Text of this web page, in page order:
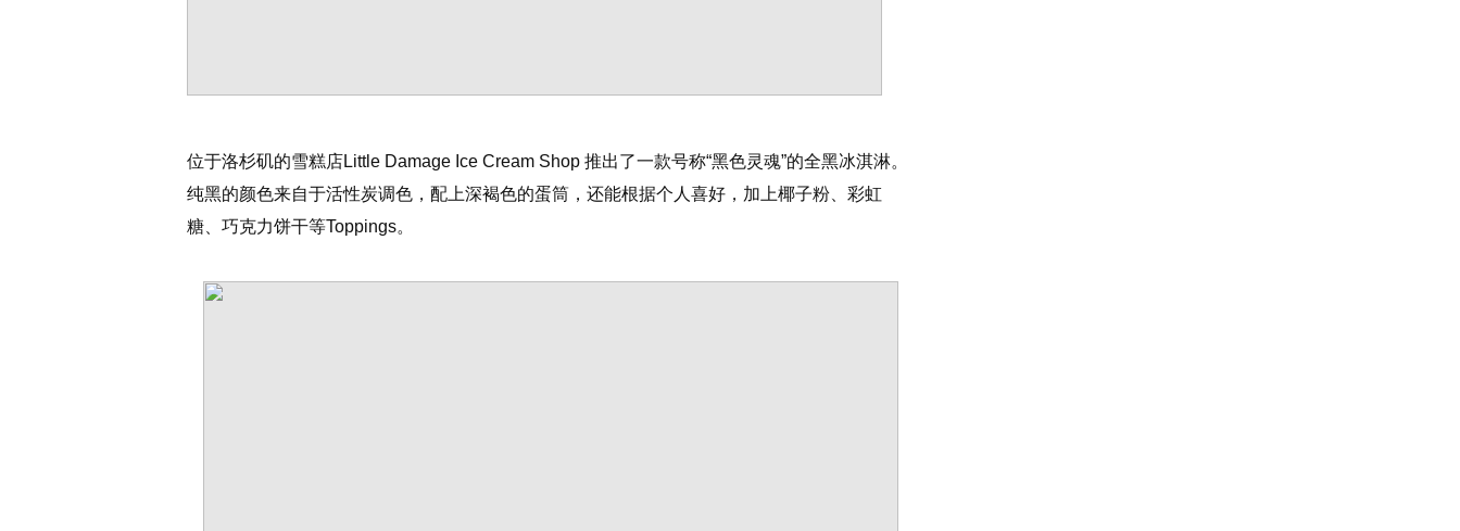
位于洛杉矶的雪糕店Little Damage Ice Cream Shop 推出了一款号称“黑色灵魂”的全黑冰淇淋。
纯黑的颜色来自于活性炭调色，配上深褐色的蛋筒，还能根据个人喜好，加上椰子粉、彩虹
糖、巧克力饼干等Toppings。